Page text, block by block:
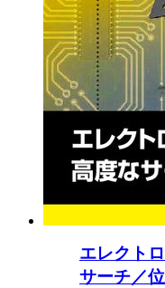
エレクト
サーチ／